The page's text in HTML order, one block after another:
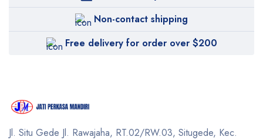
Non-contact shipping
Free delivery for order over $200
Jl. Situ Gede Jl. Rawajaha, RT.02/RW.03, Situgede, Kec.